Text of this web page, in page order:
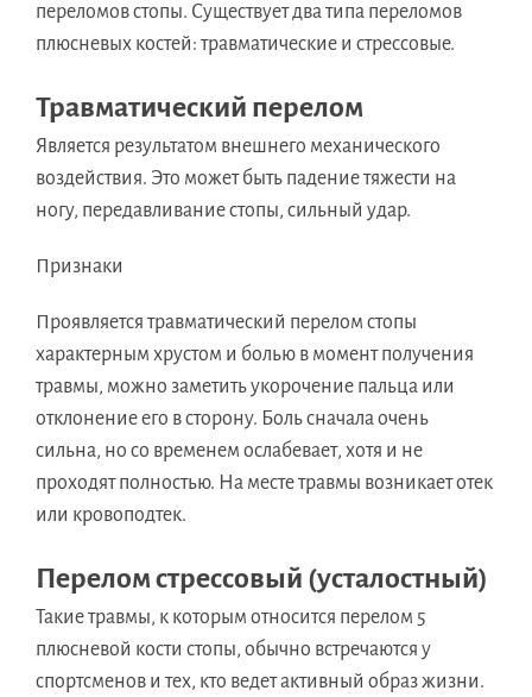
переломов стопы. Существует два типа переломов
плюсневых костей: травматические и стрессовые.
Травматический перелом
Является результатом внешнего механического
воздействия. Это может быть падение тяжести на
ногу, передавливание стопы, сильный удар.
Признаки
Проявляется травматический перелом стопы
характерным хрустом и болью в момент получения
травмы, можно заметить укорочение пальца или
отклонение его в сторону. Боль сначала очень
сильна, но со временем ослабевает, хотя и не
проходят полностью. На месте травмы возникает отек
или кровоподтек.
Перелом стрессовый (усталостный)
Такие травмы, к которым относится перелом 5
плюсневой кости стопы, обычно встречаются у
спортсменов и тех, кто ведет активный образ жизни.